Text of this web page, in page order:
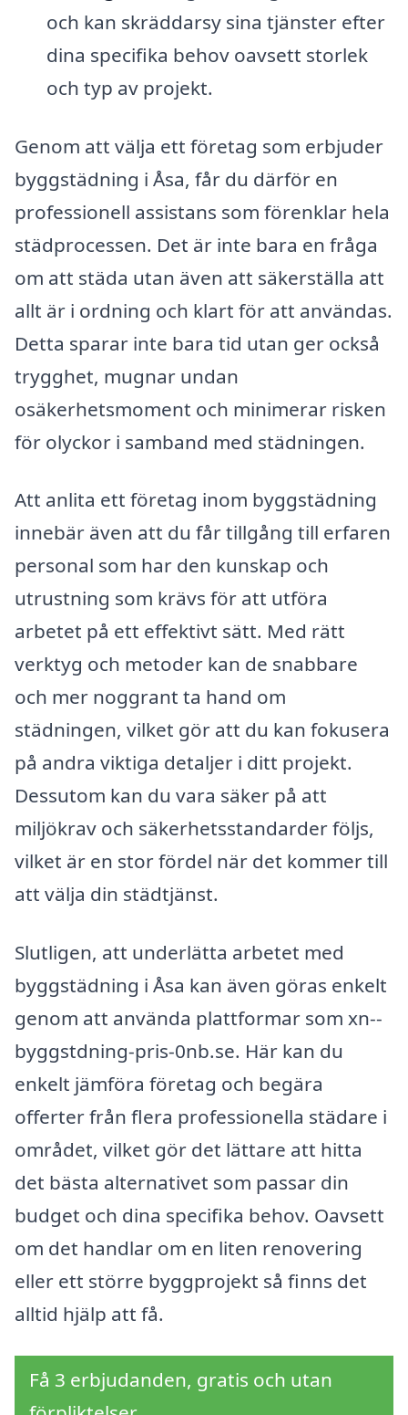
och kan skräddarsy sina tjänster efter
dina specifika behov oavsett storlek
och typ av projekt.
Genom att välja ett företag som erbjuder
byggstädning i Åsa, får du därför en
professionell assistans som förenklar hela
städprocessen. Det är inte bara en fråga
om att städa utan även att säkerställa att
allt är i ordning och klart för att användas.
Detta sparar inte bara tid utan ger också
trygghet, mugnar undan
osäkerhetsmoment och minimerar risken
för olyckor i samband med städningen.
Att anlita ett företag inom byggstädning
innebär även att du får tillgång till erfaren
personal som har den kunskap och
utrustning som krävs för att utföra
arbetet på ett effektivt sätt. Med rätt
verktyg och metoder kan de snabbare
och mer noggrant ta hand om
städningen, vilket gör att du kan fokusera
på andra viktiga detaljer i ditt projekt.
Dessutom kan du vara säker på att
miljökrav och säkerhetsstandarder följs,
vilket är en stor fördel när det kommer till
att välja din städtjänst.
Slutligen, att underlätta arbetet med
byggstädning i Åsa kan även göras enkelt
genom att använda plattformar som xn--
byggstdning-pris-0nb.se. Här kan du
enkelt jämföra företag och begära
offerter från flera professionella städare i
området, vilket gör det lättare att hitta
det bästa alternativet som passar din
budget och dina specifika behov. Oavsett
om det handlar om en liten renovering
eller ett större byggprojekt så finns det
alltid hjälp att få.
Få 3 erbjudanden, gratis och utan